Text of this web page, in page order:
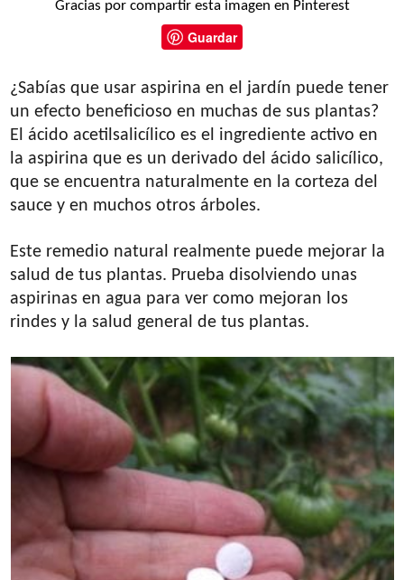
Gracias por compartir esta imagen en Pinterest
Guardar
¿Sabías que usar aspirina en el jardín puede tener
un efecto beneficioso en muchas de sus plantas?
El ácido acetilsalicílico es el ingrediente activo en
la aspirina que es un derivado del ácido salicílico,
que se encuentra naturalmente en la corteza del
sauce y en muchos otros árboles.
Este remedio natural realmente puede mejorar la
salud de tus plantas. Prueba disolviendo unas
aspirinas en agua para ver como mejoran los
rindes y la salud general de tus plantas.